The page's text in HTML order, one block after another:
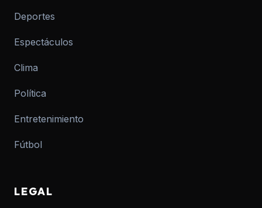
Deportes
Espectáculos
Clima
Política
Entretenimiento
Fútbol
LEGAL